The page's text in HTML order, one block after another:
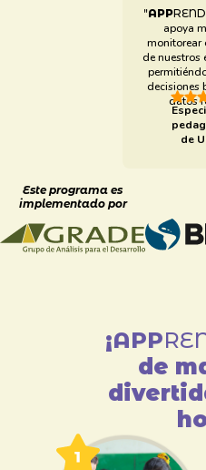
"APP
apoya
monitorear
de nuestros
decisiones
datos
de
Este programa es
implementado por
¡APP
de